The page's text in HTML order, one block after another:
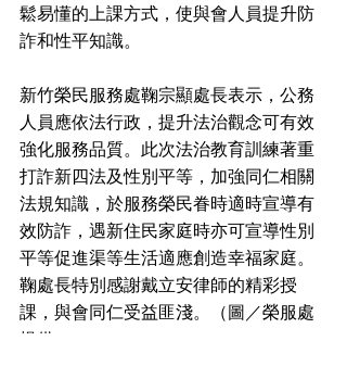
鬆易懂的上課方式，使與會人員提升防
詐和性平知識。
新竹榮民服務處鞠宗顯處長表示，公務
人員應依法行政，提升法治觀念可有效
強化服務品質。此次法治教育訓練著重
打詐新四法及性別平等，加強同仁相關
法規知識，於服務榮民眷時適時宣導有
效防詐，遇新住民家庭時亦可宣導性別
平等促進渠等生活適應創造幸福家庭。
鞠處長特別感謝戴立安律師的精彩授
課，與會同仁受益匪淺。（圖／榮服處
提供）